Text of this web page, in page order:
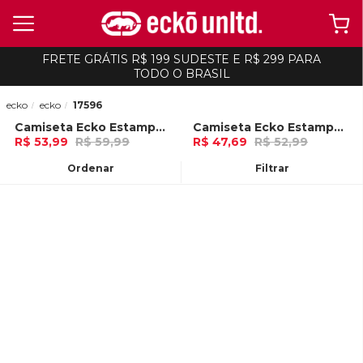
FRETE GRÁTIS R$ 199 SUDESTE E R$ 299 PARA
TODO O BRASIL
Ordenar Filtrar
ecko ecko 17596
-10%
Camiseta Ecko Estampada Vermelha
R$ 53,99 R$ 59,99
-10%
Camiseta Ecko Estampada Areia
R$ 47,69 R$ 52,99